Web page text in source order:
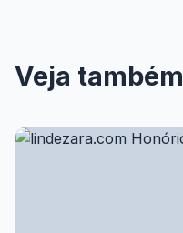
Veja também